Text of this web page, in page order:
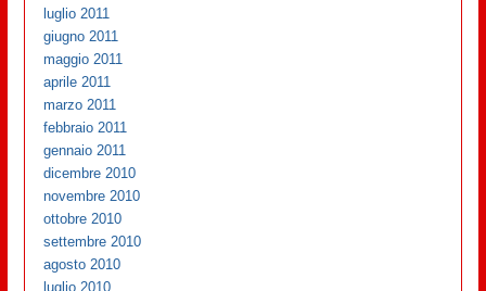
luglio 2011
giugno 2011
maggio 2011
aprile 2011
marzo 2011
febbraio 2011
gennaio 2011
dicembre 2010
novembre 2010
ottobre 2010
settembre 2010
agosto 2010
luglio 2010